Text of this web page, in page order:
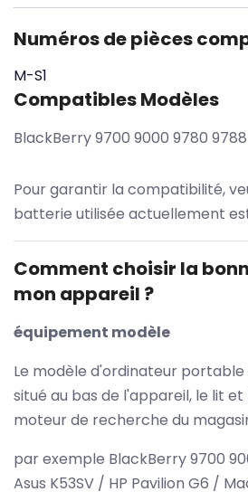
Numéros de pièces
M-S1
Compatibles Modèles
BlackBerry 9700 9000 9780
Pour garantir la compatibilité,
batterie utilisée actuellement
Comment choisir la
mon appareil ?
équipement modèle
Le modèle d'ordinateur
situé au bas de l'appareil, le lit et
moteur de recherche du
par exemple BlackBerry 9700
Asus K53SV / HP Pavilion G6 /